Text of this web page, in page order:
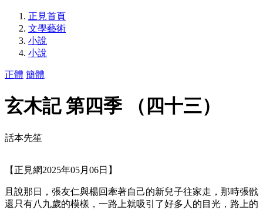
正見首頁
文學藝術
小說
小說
正體 簡體
玄木記 第四季 （四十三）
話本先笙
【正見網2025年05月06日】
且說那日，張友仁與楊回牽著自己的新兒子往家走，那時張戩
還只有八九歲的模樣，一路上就吸引了好多人的目光，路上的